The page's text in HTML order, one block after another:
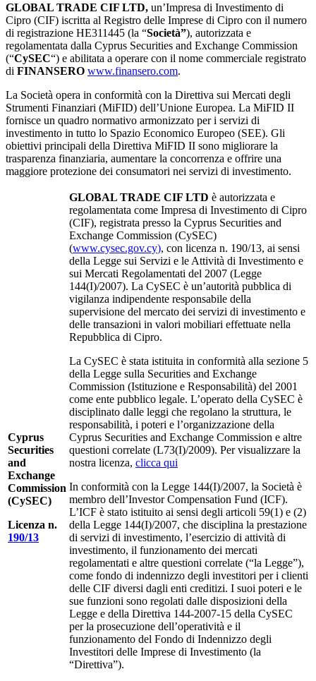
GLOBAL TRADE CIF LTD, un’Impresa di Investimento di
Cipro (CIF) iscritta al Registro delle Imprese di Cipro con il numero
di registrazione HE311445 (la “Società”), autorizzata e
regolamentata dalla Cyprus Securities and Exchange Commission
(“CySEC“) e abilitata a operare con il nome commerciale registrato
di FINANSERO www.finansero.com.
La Società opera in conformità con la Direttiva sui Mercati degli
Strumenti Finanziari (MiFID) dell’Unione Europea. La MiFID II
fornisce un quadro normativo armonizzato per i servizi di
investimento in tutto lo Spazio Economico Europeo (SEE). Gli
obiettivi principali della Direttiva MiFID II sono migliorare la
trasparenza finanziaria, aumentare la concorrenza e offrire una
maggiore protezione dei consumatori nei servizi di investimento.
Cyprus
Securities
and
Exchange
Commission
(CySEC)
Licenza n.
190/13
GLOBAL TRADE CIF LTD è autorizzata e
regolamentata come Impresa di Investimento di Cipro
(CIF), registrata presso la Cyprus Securities and
Exchange Commission (CySEC)
(www.cysec.gov.cy), con licenza n. 190/13, ai sensi
della Legge sui Servizi e le Attività di Investimento e
sui Mercati Regolamentati del 2007 (Legge
144(I)/2007). La CySEC è un’autorità pubblica di
vigilanza indipendente responsabile della
supervisione del mercato dei servizi di investimento e
delle transazioni in valori mobiliari effettuate nella
Repubblica di Cipro.
La CySEC è stata istituita in conformità alla sezione 5
della Legge sulla Securities and Exchange
Commission (Istituzione e Responsabilità) del 2001
come ente pubblico legale. L’operato della CySEC è
disciplinato dalle leggi che regolano la struttura, le
responsabilità, i poteri e l’organizzazione della
Cyprus Securities and Exchange Commission e altre
questioni correlate (L73(I)/2009). Per visualizzare la
nostra licenza, clicca qui
In conformità con la Legge 144(I)/2007, la Società è
membro dell’Investor Compensation Fund (ICF).
L’ICF è stato istituito ai sensi degli articoli 59(1) e (2)
della Legge 144(Ι)/2007, che disciplina la prestazione
di servizi di investimento, l’esercizio di attività di
investimento, il funzionamento dei mercati
regolamentati e altre questioni correlate (“la Legge”),
come fondo di indennizzo degli investitori per i clienti
delle CIF diversi dagli enti creditizi. I suoi poteri e le
sue funzioni sono regolati dalle disposizioni della
Legge e della Direttiva 144-2007-15 della CySEC
per la prosecuzione dell’operatività e il
funzionamento del Fondo di Indennizzo degli
Investitori delle Imprese di Investimento (la
“Direttiva”).